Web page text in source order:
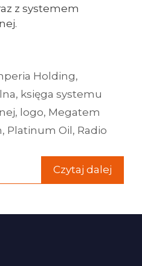
z systemem
Czytaj dalej
Holding,
, księga systemu
, logo, Megatem
, Platinum Oil , Radio